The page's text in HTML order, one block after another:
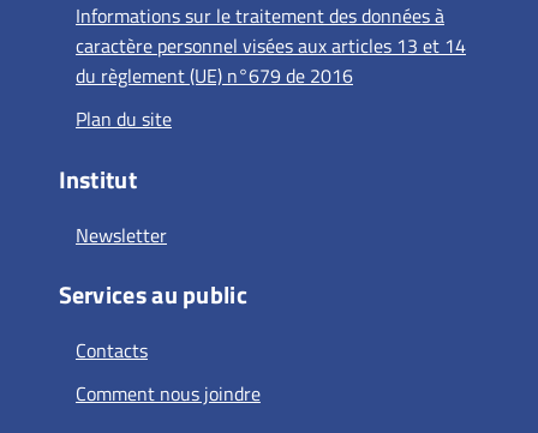
Informations sur le traitement des données à
caractère personnel visées aux articles 13 et 14
du règlement (UE) n°679 de 2016
Plan du site
Institut
Newsletter
Services au public
Contacts
Comment nous joindre